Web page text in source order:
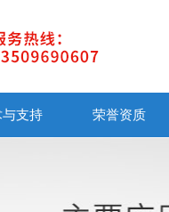
支持 荣誉资质